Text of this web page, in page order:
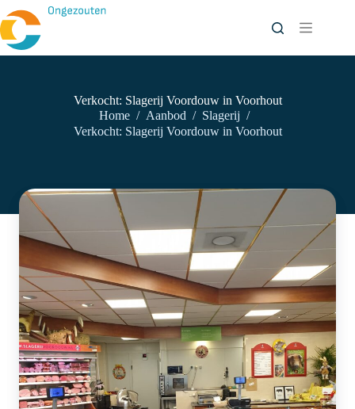
naar
de
inhoud
Verkocht: Slagerij Voordouw in Voorhout
Home / Aanbod / Slagerij /
Verkocht: Slagerij Voordouw in Voorhout